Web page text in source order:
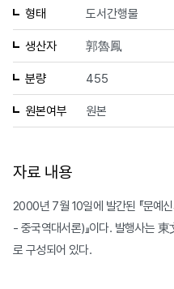
형태 도서간행물
생산자 郭魯鳳
분량 455
원본여부 원본
자료 내용
2000년 7월 10일에 발간된 『문
- 중국역대서론)』이다. 발행사는
로 구성되어 있다.